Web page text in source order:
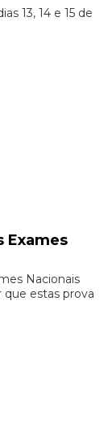
13, 14 e 15 de
Exames
Nacionais
que estas prova